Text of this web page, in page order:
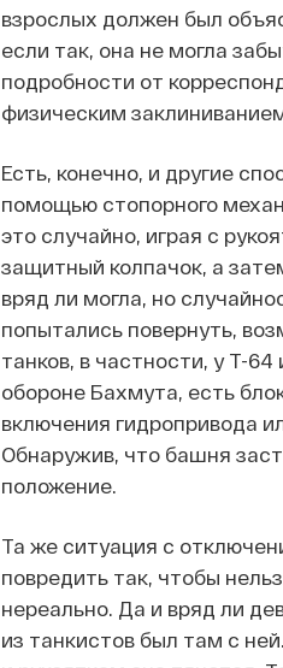
взрослых должен был
если так, она не могла
подробности от
физическим
Есть, конечно, и другие
помощью стопорного
это случайно, играя с
защитный колпачок, а
вряд ли могла, но
попытались повернуть,
танков, в частности, у Т-
обороне Бахмута, есть
включения гидропривода
Обнаружив, что башня
положение.
Та же ситуация с
повредить так, чтобы
нереально. Да и вряд ли
из танкистов был там с